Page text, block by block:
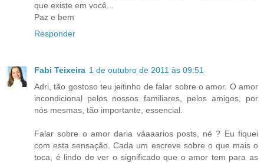
que existe em você...
Paz e bem
Responder
Fabi Teixeira 1 de outubro de 2011 às 09:51
Adri, tão gostoso teu jeitinho de falar sobre o amor. O amor
incondicional pelos nossos familiares, pelos amigos, por
nós mesmas, tão importante, essencial.
Falar sobre o amor daria váaaarios posts, né ? Eu fiquei
com esta sensação. Cada um escreve sobre o que mais o
toca, é lindo de ver o significado que o amor tem para as